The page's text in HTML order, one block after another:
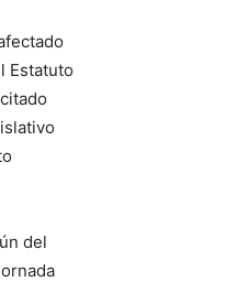
Estatuto
del